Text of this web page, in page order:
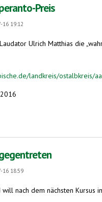
Preis
16 19:12
Ulrich Matthias die
landkreis/ostalbkreis/
Preis
16 18:59
nach dem nächsten Kursus